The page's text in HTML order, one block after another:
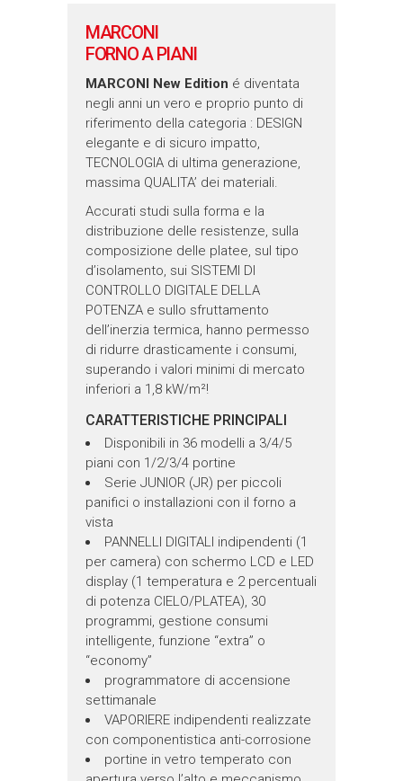
MARCONI
FORNO A PIANI
MARCONI New Edition é diventata
negli anni un vero e proprio punto di
riferimento della categoria : DESIGN
elegante e di sicuro impatto,
TECNOLOGIA di ultima generazione,
massima QUALITA’ dei materiali.
Accurati studi sulla forma e la
distribuzione delle resistenze, sulla
composizione delle platee, sul tipo
d’isolamento, sui SISTEMI DI
CONTROLLO DIGITALE DELLA
POTENZA e sullo sfruttamento
dell’inerzia termica, hanno permesso
di ridurre drasticamente i consumi,
superando i valori minimi di mercato
inferiori a 1,8 kW/m²!
CARATTERISTICHE PRINCIPALI
Disponibili in 36 modelli a 3/4/5
piani con 1/2/3/4 portine
Serie JUNIOR (JR) per piccoli
panifici o installazioni con il forno a
vista
PANNELLI DIGITALI indipendenti (1
per camera) con schermo LCD e LED
display (1 temperatura e 2 percentuali
di potenza CIELO/PLATEA), 30
programmi, gestione consumi
intelligente, funzione “extra” o
“economy”
programmatore di accensione
settimanale
VAPORIERE indipendenti realizzate
con componentistica anti-corrosione
portine in vetro temperato con